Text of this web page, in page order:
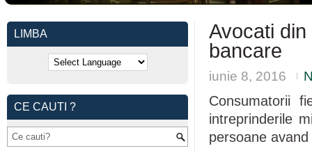
Avocati
bancare
iunie 8, 2016
Consumatorii
intreprinderile
persoane
LIMBA
CE CAUTI ?